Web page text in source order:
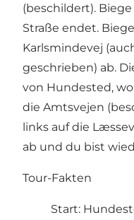
(beschildert).
Straße endet.
Karlsmindevej
geschrieben) ab.
von Hundested,
die Amtsvejen
links auf die
ab und du bist
Tour-Fakten
Start: